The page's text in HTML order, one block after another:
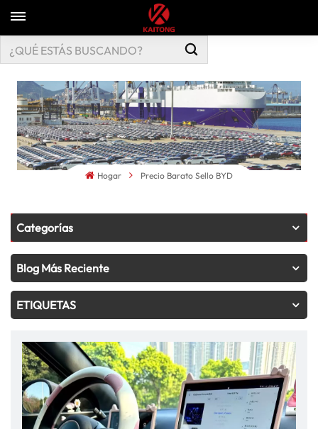
Hogar Precio Barato Sello BYD
Categorías
Blog Más Reciente
ETIQUETAS